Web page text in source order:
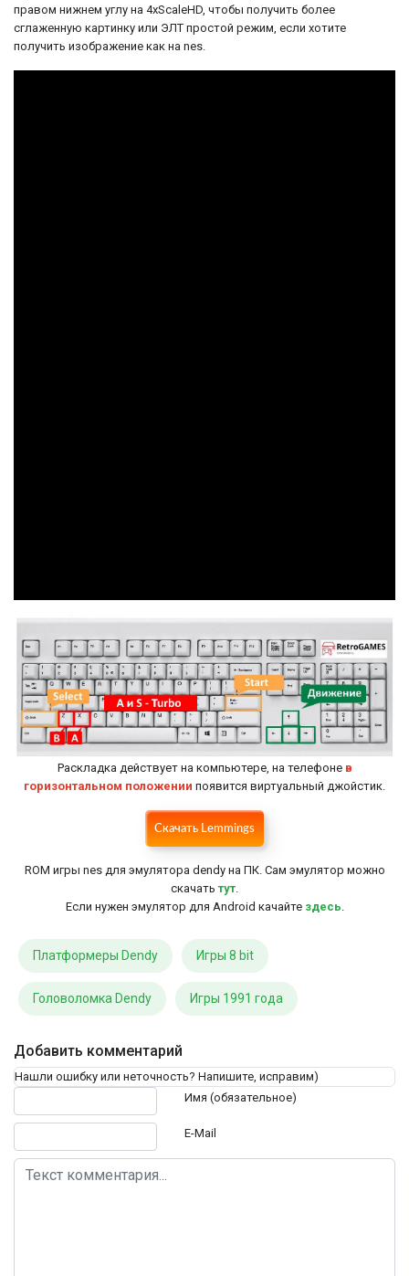
правом нижнем углу на 4xScaleHD, чтобы получить более
сглаженную картинку или ЭЛТ простой режим, если хотите
получить изображение как на nes.
Настройки
Раскладка действует на компьютере, на телефоне в
горизонтальном положении появится виртуальный джойстик.
Скачать Lemmings
ROM игры nes для эмулятора dendy на ПК. Сам эмулятор можно
скачатьтут.
Если нужен эмулятор для Android качайте здесь.
Платформеры Dendy Игры 8 bit
Головоломка Dendy Игры 1991 года
Добавить комментарий
Нашли ошибку или неточность? Напишите, исправим)
Имя (обязательное)
E-Mail